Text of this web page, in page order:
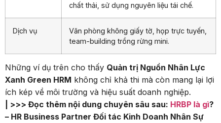
chất thải, sử dụng nguyên liệu tái chế.
Dịch vụ
Văn phòng không giấy tờ, họp trực tuyến,
team-building trồng rừng mini.
Những ví dụ trên cho thấy Quản trị Nguồn Nhân Lực
Xanh Green HRM không chỉ khả thi mà còn mang lại lợi
ích kép về môi trường và hiệu suất doanh nghiệp.
| >>> Đọc thêm nội dung chuyên sâu sau: HRBP là gì?
– HR Business Partner Đối tác Kinh Doanh Nhân Sự